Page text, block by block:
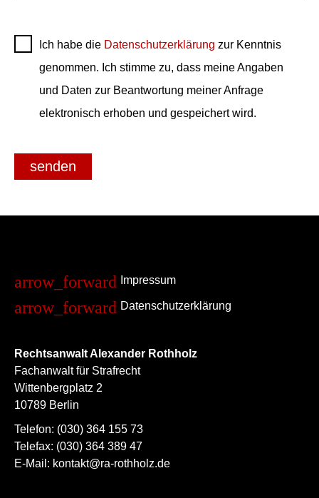
Ich habe die Datenschutzerklärung zur Kenntnis
genommen. Ich stimme zu, dass meine Angaben
und Daten zur Beantwortung meiner Anfrage
elektronisch erhoben und gespeichert wird.
senden
Rechtsanwalt Alexander Rothholz
Fachanwalt für Strafrecht
Wittenbergplatz 2
10789 Berlin
Telefon: (030) 364 155 73
Telefax: (030) 364 389 47
E-Mail: kontakt@ra-rothholz.de
Impressum
Datenschutzerklärung